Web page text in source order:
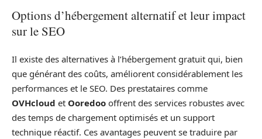
Options d’hébergement alternatif et leur impact
sur le SEO
Il existe des alternatives à l’hébergement gratuit qui, bien
que générant des coûts, améliorent considérablement les
performances et le SEO. Des prestataires comme
OVHcloud et Ooredoo offrent des services robustes avec
des temps de chargement optimisés et un support
technique réactif. Ces avantages peuvent se traduire par